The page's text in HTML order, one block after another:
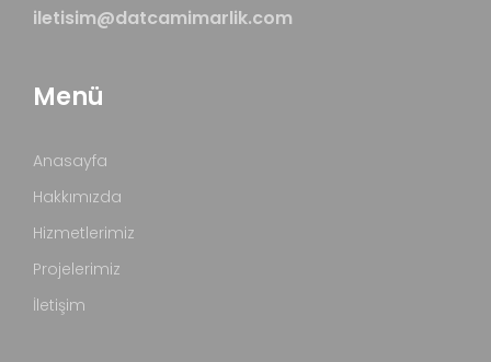
iletisim@datcamimarlik.com
Menü
Anasayfa
Hakkımızda
Hizmetlerimiz
Projelerimiz
İletişim